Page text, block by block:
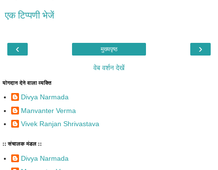
एक टिप्पणी भेजें
‹ ›
मुख्यपृष्ठ
वेब वर्शन देखें
योगदान देने वाला व्यक्ति
Divya Narmada
Manvanter Verma
Vivek Ranjan Shrivastava
:: संचालक मंडल ::
Divya Narmada